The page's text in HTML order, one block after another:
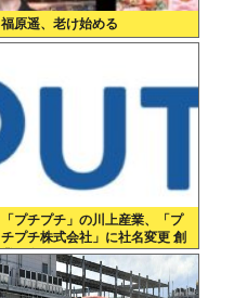
福原遥、老け始める
「プチプチ」の川上産業、「プ
チプチ株式会社」に社名変更 創
業58年で